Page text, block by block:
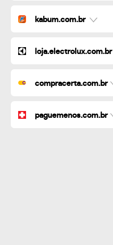
kabum.com.br
loja.electrolux.com.br
compracerta.com.br
paguemenos.com.br